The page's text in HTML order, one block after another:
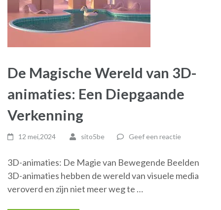
De Magische Wereld van 3D-
animaties: Een Diepgaande
Verkenning
12 mei,2024 sito5be Geef een reactie
3D-animaties: De Magie van Bewegende Beelden
3D-animaties hebben de wereld van visuele media
veroverd en zijn niet meer weg te …